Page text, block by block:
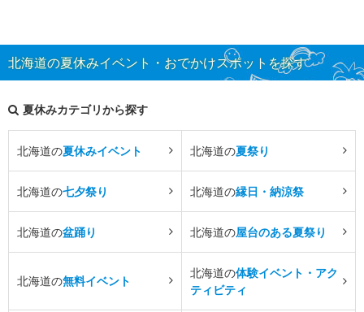
北海道の夏休みイベント・おでかけスポットを探す
夏休みカテゴリから探す
北海道の夏休みイベント 北海道の夏祭り
北海道の七夕祭り 北海道の縁日・納涼祭
北海道の盆踊り 北海道の屋台のある夏祭り
北海道の無料イベント
北海道の体験イベント・アク
ティビティ